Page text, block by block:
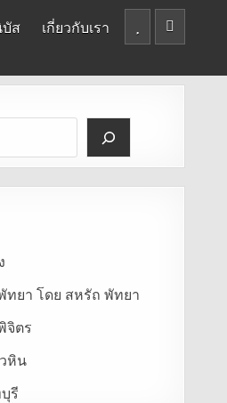
บัส เกี่ยวกับเรา
ทยา โดย สหรัถ พัทยา
จิตร
หิน
รี